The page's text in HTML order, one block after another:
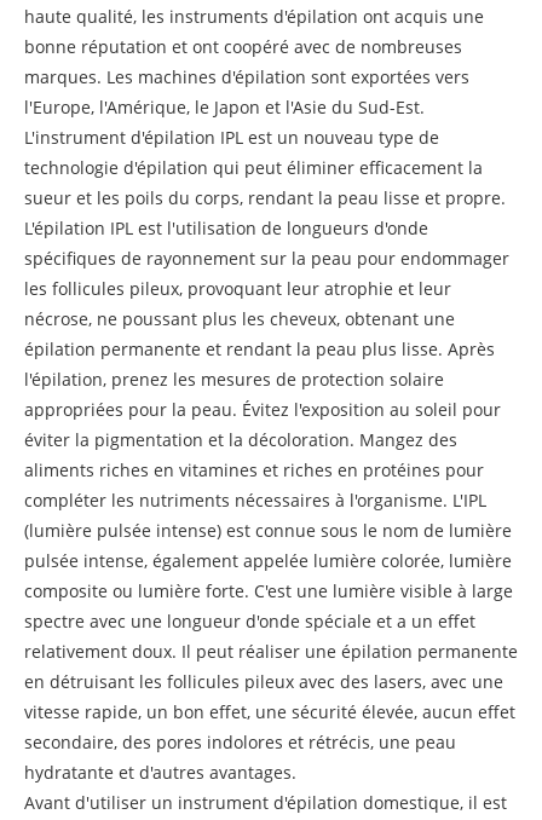
haute qualité, les instruments d'épilation ont acquis une
bonne réputation et ont coopéré avec de nombreuses
marques. Les machines d'épilation sont exportées vers
l'Europe, l'Amérique, le Japon et l'Asie du Sud-Est.
L'instrument d'épilation IPL est un nouveau type de
technologie d'épilation qui peut éliminer efficacement la
sueur et les poils du corps, rendant la peau lisse et propre.
L'épilation IPL est l'utilisation de longueurs d'onde
spécifiques de rayonnement sur la peau pour endommager
les follicules pileux, provoquant leur atrophie et leur
nécrose, ne poussant plus les cheveux, obtenant une
épilation permanente et rendant la peau plus lisse. Après
l'épilation, prenez les mesures de protection solaire
appropriées pour la peau. Évitez l'exposition au soleil pour
éviter la pigmentation et la décoloration. Mangez des
aliments riches en vitamines et riches en protéines pour
compléter les nutriments nécessaires à l'organisme. L'IPL
(lumière pulsée intense) est connue sous le nom de lumière
pulsée intense, également appelée lumière colorée, lumière
composite ou lumière forte. C'est une lumière visible à large
spectre avec une longueur d'onde spéciale et a un effet
relativement doux. Il peut réaliser une épilation permanente
en détruisant les follicules pileux avec des lasers, avec une
vitesse rapide, un bon effet, une sécurité élevée, aucun effet
secondaire, des pores indolores et rétrécis, une peau
hydratante et d'autres avantages.
Avant d'utiliser un instrument d'épilation domestique, il est